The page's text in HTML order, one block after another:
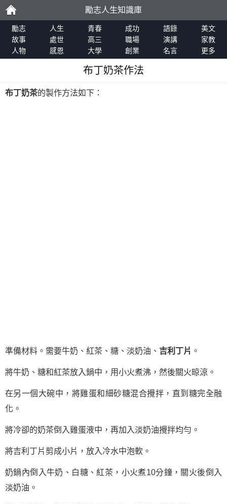
勵
志
勵志人生知識庫
勵志 人生 青春 成功 語錄
美文
故事
處世 高三 職場 演講
家教
人物
感恩 大學 創業 名言 更多
布丁奶茶作法
布丁奶茶的製作方法如下：
準備材料。需要牛奶、紅茶、糖、淡奶油、 吉利丁片 。
將牛奶、糖和紅茶放入鍋中，用小火煮沸，然後關火晾涼。
在另一個大碗中，將雞蛋和細砂糖混合攪拌，直到糖完全融
化。
將冷卻的奶茶倒入雞蛋液中，再加入淡奶油攪拌均勻。
將吉利丁片剪成小片，放入冷水中泡軟。
奶鍋內倒入牛奶、白糖、紅茶，小火煮10分鐘，關火後倒入
淡奶油。